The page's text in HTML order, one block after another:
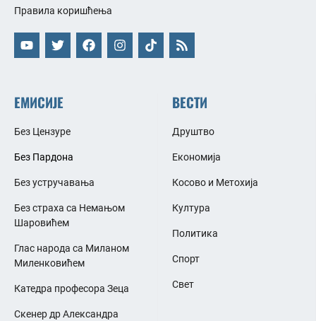
Правила коришћења
ЕМИСИЈЕ
Без Цензуре
Без Пардона
Без устручавања
Без страха са Немањом
Шаровићем
Глас народа са Миланом
Миленковићем
Катедра професора Зеца
Скенер др Александра
ВЕСТИ
Друштво
Економија
Косово и Метохија
Култура
Политика
Спорт
Свет